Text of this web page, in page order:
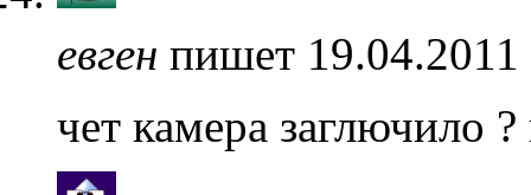
евген пишет
чет камера заглючило